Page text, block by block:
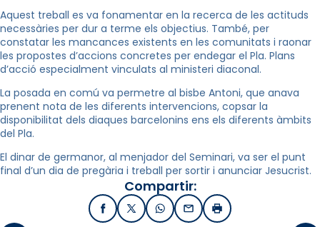
Aquest treball es va fonamentar en la recerca de les actituds
necessàries per dur a terme els objectius. També, per
constatar les mancances existents en les comunitats i raonar
les propostes d’accions concretes per endegar el Pla. Plans
d’acció especialment vinculats al ministeri diaconal.
La posada en comú va permetre al bisbe Antoni, que anava
prenent nota de les diferents intervencions, copsar la
disponibilitat dels diaques barcelonins ens els diferents àmbits
del Pla.
El dinar de germanor, al menjador del Seminari, va ser el punt
final d’un dia de pregària i treball per sortir i anunciar Jesucrist.
Compartir:
FacebookX / TwitterWhatsApp
EmailImprimir